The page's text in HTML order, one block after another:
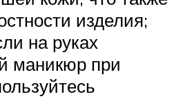
изделия;
на руках
маникюр при